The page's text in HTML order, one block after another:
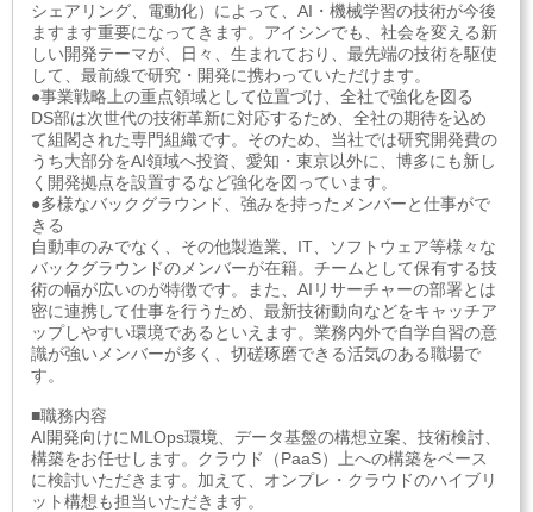
シェアリング、電動化）によって、AI・機械学習の技術が今後
ますます重要になってきます。アイシンでも、社会を変える新
しい開発テーマが、日々、生まれており、最先端の技術を駆使
して、最前線で研究・開発に携わっていただけます。
●事業戦略上の重点領域として位置づけ、全社で強化を図る
DS部は次世代の技術革新に対応するため、全社の期待を込め
て組閣された専門組織です。そのため、当社では研究開発費の
うち大部分をAI領域へ投資、愛知・東京以外に、博多にも新し
く開発拠点を設置するなど強化を図っています。
●多様なバックグラウンド、強みを持ったメンバーと仕事がで
きる
自動車のみでなく、その他製造業、IT、ソフトウェア等様々な
バックグラウンドのメンバーが在籍。チームとして保有する技
術の幅が広いのが特徴です。また、AIリサーチャーの部署とは
密に連携して仕事を行うため、最新技術動向などをキャッチア
ップしやすい環境であるといえます。業務内外で自学自習の意
識が強いメンバーが多く、切磋琢磨できる活気のある職場で
す。
■職務内容
AI開発向けにMLOps環境、データ基盤の構想立案、技術検討、
構築をお任せします。クラウド（PaaS）上への構築をベース
に検討いただきます。加えて、オンプレ・クラウドのハイブリ
ット構想も担当いただきます。